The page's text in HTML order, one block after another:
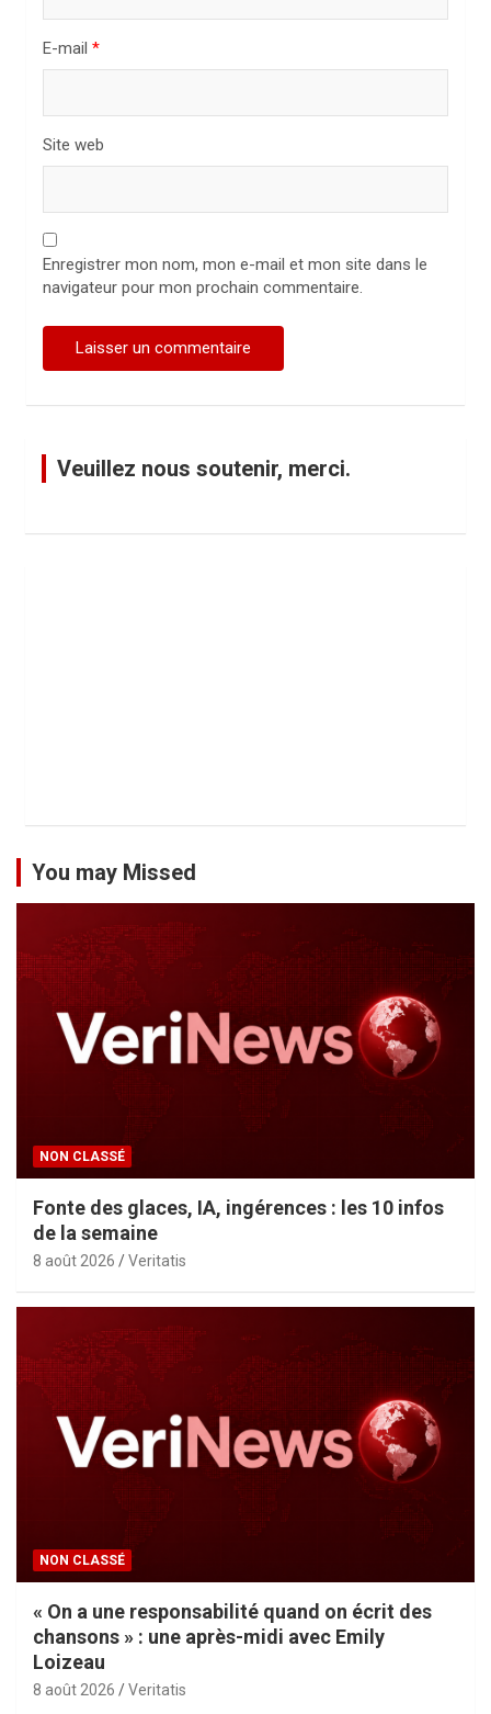
E-mail *
Site web
Enregistrer mon nom, mon e-mail et mon site dans le
navigateur pour mon prochain commentaire.
Veuillez nous soutenir, merci.
You may Missed
NON CLASSÉ
Fonte des glaces, IA, ingérences : les 10 infos
de la semaine
8 août 2026 Veritatis
NON CLASSÉ
« On a une responsabilité quand on écrit des
chansons » : une après-midi avec Emily
Loizeau
8 août 2026 Veritatis